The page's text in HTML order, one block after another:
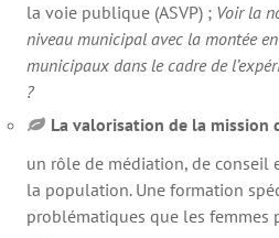
la voie publique (ASVP) ; Voir la
niveau municipal avec la montée
municipaux dans le cadre de
?
La valorisation de la mission
un rôle de médiation, de conseil
la population. Une formation
problématiques que les femmes